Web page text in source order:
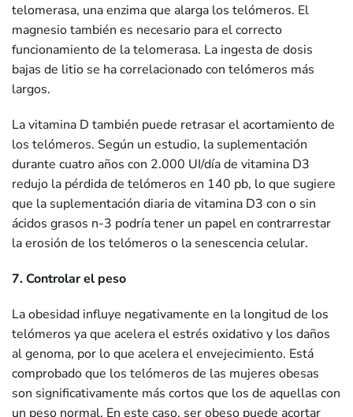
telomerasa, una enzima que alarga los telómeros. El
magnesio también es necesario para el correcto
funcionamiento de la telomerasa. La ingesta de dosis
bajas de litio se ha correlacionado con telómeros más
largos.
La vitamina D también puede retrasar el acortamiento de
los telómeros. Según un estudio, la suplementación
durante cuatro años con 2.000 UI/día de vitamina D3
redujo la pérdida de telómeros en 140 pb, lo que sugiere
que la suplementación diaria de vitamina D3 con o sin
ácidos grasos n-3 podría tener un papel en contrarrestar
la erosión de los telómeros o la senescencia celular.
7. Controlar el peso
La obesidad influye negativamente en la longitud de los
telómeros ya que acelera el estrés oxidativo y los daños
al genoma, por lo que acelera el envejecimiento. Está
comprobado que los telómeros de las mujeres obesas
son significativamente más cortos que los de aquellas con
un peso normal. En este caso, ser obeso puede acortar